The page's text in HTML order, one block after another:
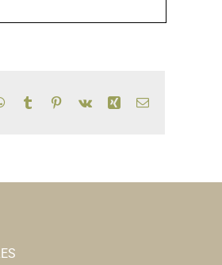
WhatsApp
Tumblr Pinterest
Vk Xing Email